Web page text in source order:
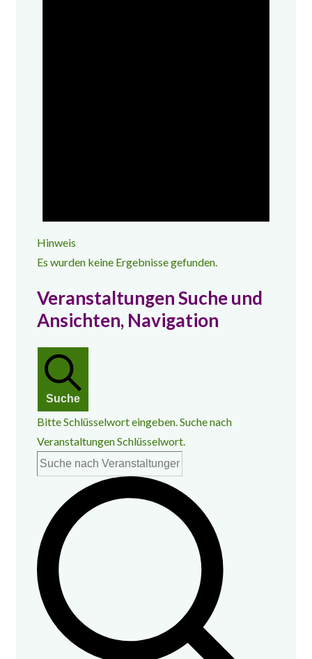
Hinweis
Es wurden keine Ergebnisse gefunden.
Veranstaltungen Suche und
Ansichten, Navigation
Suche
Bitte Schlüsselwort eingeben. Suche nach
Veranstaltungen Schlüsselwort.